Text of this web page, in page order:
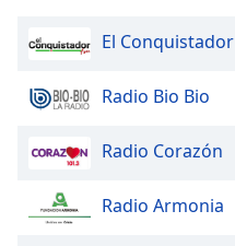
El Conquistador
Radio Bio Bio
Radio Corazón
Radio Armonia